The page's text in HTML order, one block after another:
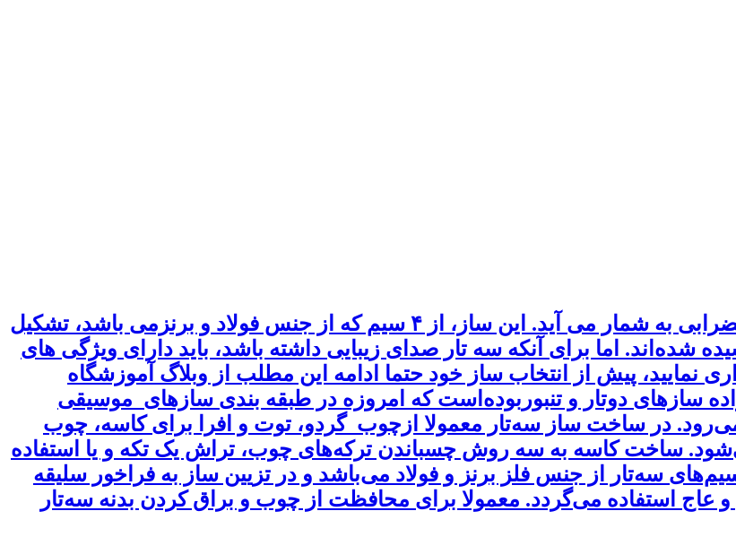
سه‌تار به عنوان یک ساز ایرانی، از سازهای زهی و مضرابی به شمار می آید. این ساز، از ۴ سیم که از جنس فولاد و برنزمی باشد، تشکیل
شده‌اند. اما برای آنکه سه تار صدای زیبایی داشته باشد، باید دارای ویژگی های
پیش از انتخاب ساز خود حتما ادامه این مطلب از وبلاگ آموزشگاه
سازهای دوتار و تنبوربوده‌است که امروزه در طبقه بندی سازهای موسیقی
می‌رود. در ساخت ساز سه‌تار معمولا ازچوب گردو، توت و افرا برای کاسه، چوب
ساخت کاسه به سه روش چسباندن ترکه‌های چوب، تراش یک تکه و یا استفاده
سه‌تار از جنس فلز برنز و فولاد می‌باشد و در تزیین ساز به فراخور سلیقه
استفاده می‌گردد. معمولا برای محافظت از چوب و براق کردن بدنه سه‌تار